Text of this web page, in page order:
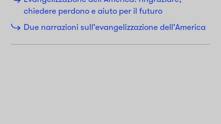
chiedere perdono e aiuto per il futuro
Due narrazioni sull'evangelizzazione dell'America